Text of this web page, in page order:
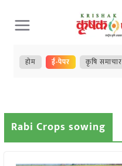
Skip
to
content
होम ई-पेपर कृषि समाचार
Rabi Crops sowing